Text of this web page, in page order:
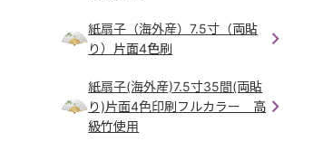
紙扇子（海外産）7.5寸（両貼
り）片面4色刷
紙扇子(海外産)7.5寸35間(両貼
り)片面4色印刷フルカラー 高
級竹使用